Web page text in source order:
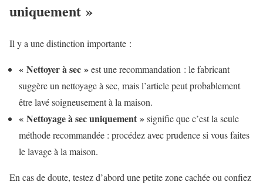
uniquement »
Il y a une distinction importante :
« Nettoyer à sec »est une recommandation : le fabricant
suggère un nettoyage à sec, mais l’article peut probablement
être lavé soigneusement à la maison.
« Nettoyage à sec uniquement »signifie que c’est la seule
méthode recommandée : procédez avec prudence si vous faites
le lavage à la maison.
En cas de doute, testez d’abord une petite zone cachée ou confiez